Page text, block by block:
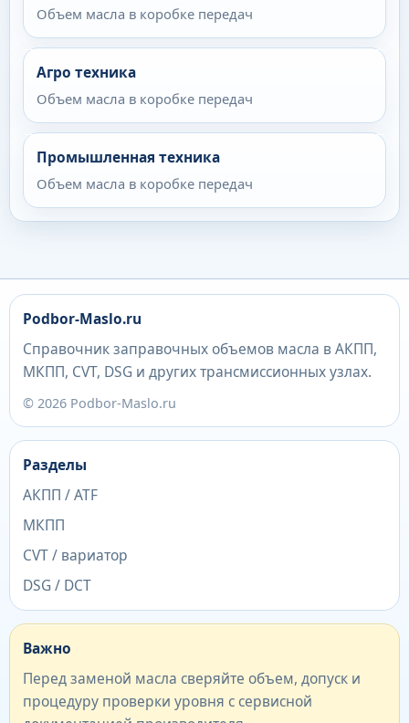
Объем масла в коробке передач
Агро техника
Объем масла в коробке передач
Промышленная техника
Объем масла в коробке передач
Podbor-Maslo.ru
Справочник заправочных объемов масла в АКПП,
МКПП, CVT, DSG и других трансмиссионных узлах.
© 2026 Podbor-Maslo.ru
Разделы
АКПП / ATF
МКПП
CVT / вариатор
DSG / DCT
Важно
Перед заменой масла сверяйте объем, допуск и
процедуру проверки уровня с сервисной